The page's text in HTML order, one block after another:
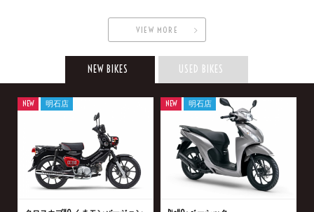
VIEW MORE
NEW BIKES USED BIKES
NEW 明石店 NEW 明石店